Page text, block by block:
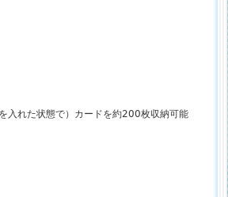
れた状態で）カードを約200枚収納可能